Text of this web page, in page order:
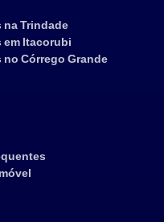
Trindade
Itacorubi
Córrego Grande